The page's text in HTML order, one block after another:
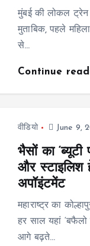
मुंबई की लोकल ट्रेन
मुताबिक, पहले
से…
Continue
वीडियो June 9,
भैसों का ‘ब्यूटी
और स्टाइलिश
अपॉइंटमेंट
महाराष्ट्र का
हर साल यहां
आगे बढ़ते…